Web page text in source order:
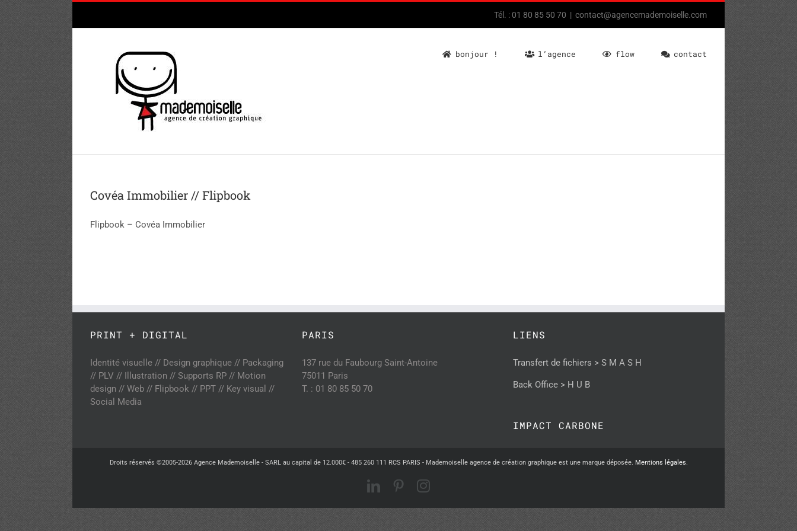
Passer
au
contenu
Tél. : 01 80 85 50 70 | contact@agencemademoiselle.com
bonjour ! l’agence flow contact
Covéa Immobilier // Flipbook
Flipbook – Covéa Immobilier
PRINT + DIGITAL
Identité visuelle // Design graphique // Packaging
// PLV // Illustration // Supports RP // Motion
design // Web // Flipbook // PPT // Key visual //
Social Media
PARIS
137 rue du Faubourg Saint-Antoine
75011 Paris
T. : 01 80 85 50 70
LIENS
Transfert de fichiers > S M A S H
Back Office > H U B
IMPACT CARBONE
Droits réservés ©2005-2026 Agence Mademoiselle - SARL au capital de 12.000€ - 485 260 111 RCS PARIS - Mademoiselle agence de création graphique est une marque déposée. Mentions légales.
LinkedInPinterestInstagram